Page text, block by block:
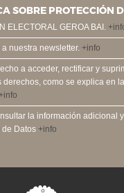
SOBRE PROTECCIÓN
ELECTORAL GEROA BAI.
nuestra newsletter. +info
a acceder, rectificar y
derechos, como se explica en
la información adicional
de Datos +info